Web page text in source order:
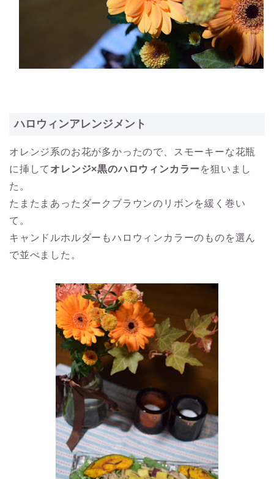
ハロウィンアレンジメント
オレンジ系のお花が多かったので、スモーキーな花瓶
に挿して オレンジ×黒のハロウィンカラーを狙いまし
た。
たまたまあったダークブラウンのリボンを緩く巻い
て。
キャンドルホルダーもハロウィンカラーのものを選ん
で並べました。